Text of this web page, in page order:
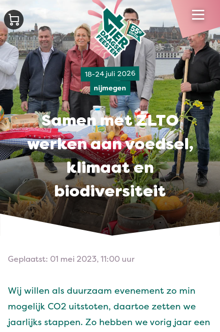
18-24 juli 2026
nijmegen
Samen met ZLTO
werken aan voedsel,
klimaat en
biodiversiteit
Geplaatst: 01 mei 2023, 11:00 uur
Wij willen als duurza­am even­e­ment zo min
mogelijk CO2 uit­stoten, daar­toe zetten we
jaar­lijks stap­pen. Zo hebben we vorig jaar een